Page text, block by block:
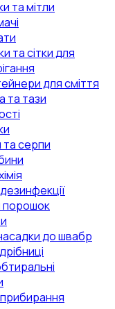
та мітли
та сітки для
для сміття
та тази
та серпи
порошок
до швабр